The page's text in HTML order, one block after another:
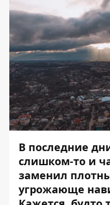
В последние
слишком-то и
заменил
угрожающе